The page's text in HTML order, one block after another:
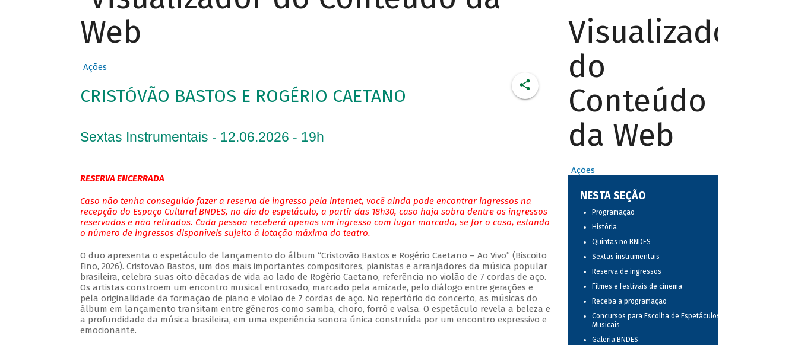
Web
Ações
CRISTÓVÃO BASTOS E ROGÉRIO CAETANO
Sextas Instrumentais - 12.06.2026 - 19h
RESERVA ENCERRADA
Caso não tenha conseguido fazer a reserva de ingresso pela internet, você ainda pode encontrar ingressos na
recepção do Espaço Cultural BNDES, no dia do espetáculo, a partir das 18h30, caso haja sobra dentre os ingressos
reservados e não retirados. Cada pessoa receberá apenas um ingresso com lugar marcado, se for o caso, estando
o número de ingressos disponíveis sujeito à lotação máxima do teatro.
O duo apresenta o espetáculo de lançamento do álbum “Cristovão Bastos e Rogério Caetano – Ao Vivo” (Biscoito
Fino, 2026). Cristovão Bastos, um dos mais importantes compositores, pianistas e arranjadores da música popular
brasileira, celebra suas oito décadas de vida ao lado de Rogério Caetano, referência no violão de 7 cordas de aço.
Os artistas constroem um encontro musical entrosado, marcado pela amizade, pelo diálogo entre gerações e
pela originalidade da formação de piano e violão de 7 cordas de aço. No repertório do concerto, as músicas do
álbum em lançamento transitam entre gêneros como samba, choro, forró e valsa. O espetáculo revela a beleza e
a profundidade da música brasileira, em uma experiência sonora única construída por um encontro expressivo e
emocionante.
Visualizador
do
Conteúdo
da Web
Ações
NESTA SEÇÃO
Programação
História
Quintas no BNDES
Sextas instrumentais
Reserva de ingressos
Filmes e festivais de cinema
Receba a programação
Concursos para Escolha de Espetáculos
Musicais
Galeria BNDES